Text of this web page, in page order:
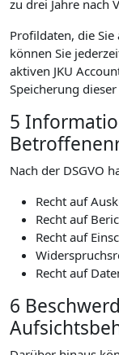
zu drei Jahre nach
Profildaten, die
können Sie
aktiven JKU
Speicherung
5
Nach der DSGVO
Recht auf
Recht auf
Recht auf
Recht auf
6